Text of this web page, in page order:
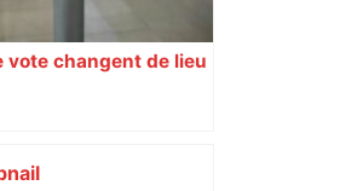
vote changent de lieu